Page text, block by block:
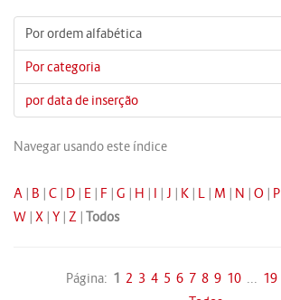
Por ordem alfabética
Por categoria
por data de inserção
Navegar usando este índice
A | B | C | D | E | F | G | H | I | J | K | L | M | N | O | P
W | X | Y | Z | Todos
Página: 1 2 3 4 5 6 7 8 9 10 ... 19